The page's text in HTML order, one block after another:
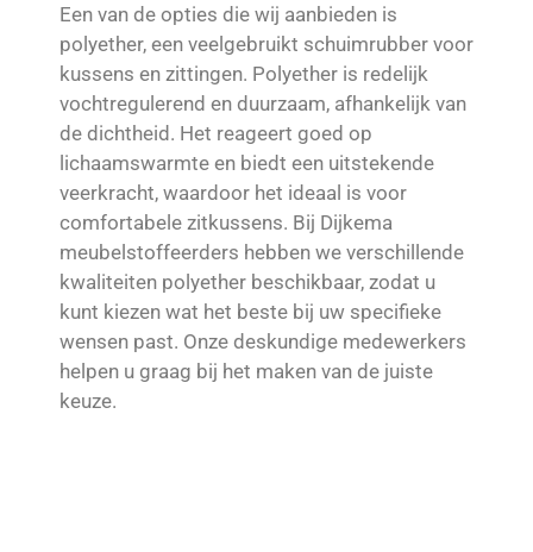
Een van de opties die wij aanbieden is
polyether, een veelgebruikt schuimrubber voor
kussens en zittingen. Polyether is redelijk
vochtregulerend en duurzaam, afhankelijk van
de dichtheid. Het reageert goed op
lichaamswarmte en biedt een uitstekende
veerkracht, waardoor het ideaal is voor
comfortabele zitkussens. Bij Dijkema
meubelstoffeerders hebben we verschillende
kwaliteiten polyether beschikbaar, zodat u
kunt kiezen wat het beste bij uw specifieke
wensen past. Onze deskundige medewerkers
helpen u graag bij het maken van de juiste
keuze.